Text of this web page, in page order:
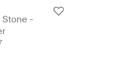
Stone -